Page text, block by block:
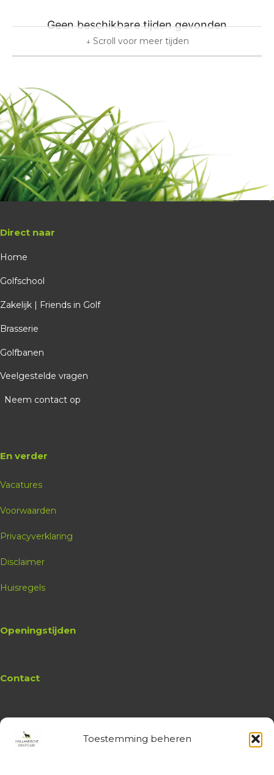
Toestemming beheren
Geen beschikbare tijden gevonden
Direct naar
Home
Golfschool
Zakelijk | Friends in Golf
Brasserie
Golfbanen
Veelgestelde vragen
Neem contact op
En verder
Vacatures
Voorwaarden
Privacyverklaring
Disclaimer
Huisregels
Openingstijden
Contact
Website Hollandsche Golfclub